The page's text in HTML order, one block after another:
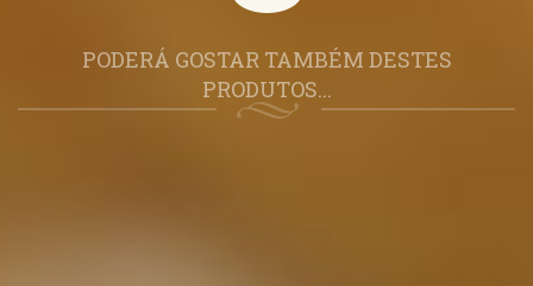
PODERÁ GOSTAR TAMBÉM DESTES
PRODUTOS...